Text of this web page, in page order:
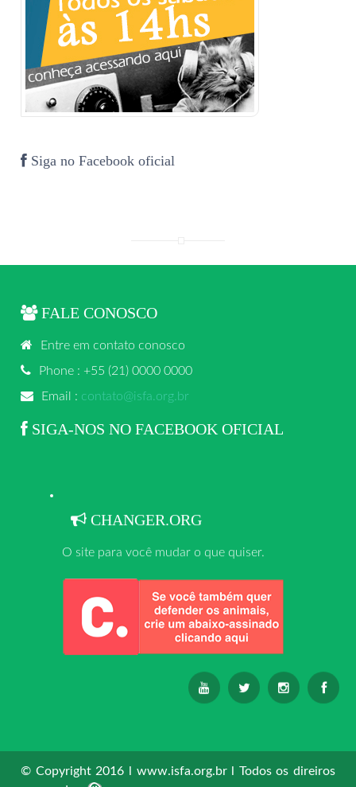
Siga no Facebook oficial
FALE CONOSCO
Entre em contato conosco
Phone : +55 (21) 0000 0000
Email : contato@isfa.org.br
SIGA-NOS NO FACEBOOK OFICIAL
CHANGER.ORG
O site para você mudar o que quiser.
© Copyright 2016 l www.isfa.org.br l Todos os direiros